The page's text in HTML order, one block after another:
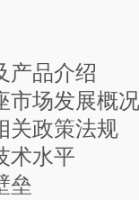
品介绍
场发展概况
政策法规
水平
垒